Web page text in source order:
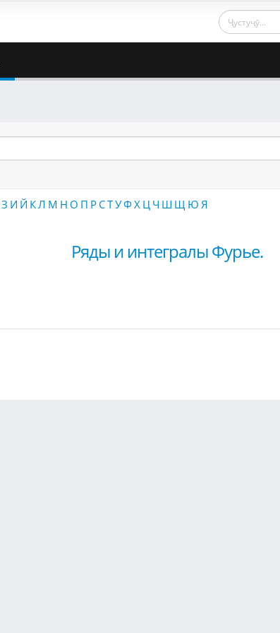
З И Й КЛ М Н О П Р СТУФХ Ц Ч Ш Щ Ю Я
Ряды и интегралы Фурье.